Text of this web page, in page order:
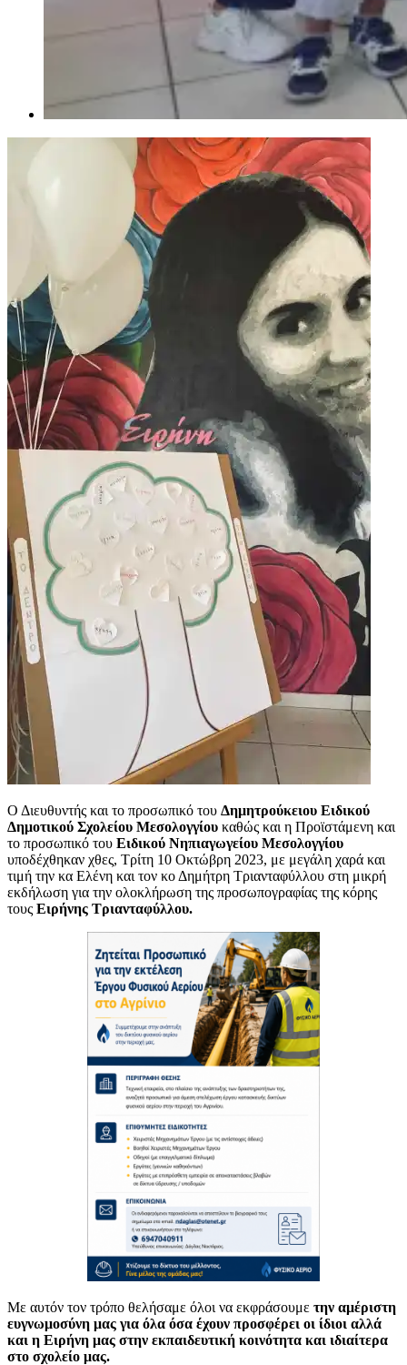
Ο Διευθυντής και το προσωπικό του Δημητρούκειου Ειδικού
Δημοτικού Σχολείου Μεσολογγίου καθώς και η Προϊστάμενη και
το προσωπικό του Ειδικού Νηπιαγωγείου Μεσολογγίου
υποδέχθηκαν χθες, Τρίτη 10 Οκτώβρη 2023, με μεγάλη χαρά και
τιμή την κα Ελένη και τον κο Δημήτρη Τριανταφύλλου στη μικρή
εκδήλωση για την ολοκλήρωση της προσωπογραφίας της κόρης
τους Ειρήνης Τριανταφύλλου.
Με αυτόν τον τρόπο θελήσαμε όλοι να εκφράσουμε την αμέριστη
ευγνωμοσύνη μας για όλα όσα έχουν προσφέρει οι ίδιοι αλλά
και η Ειρήνη μας στην εκπαιδευτική κοινότητα και ιδιαίτερα
στο σχολείο μας.